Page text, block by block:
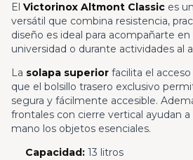
El Victorinox Altmont Classic es
versátil que combina resistencia,
diseño es ideal para acompañarte en
universidad o durante actividades al
La solapa superior facilita el
que el bolsillo trasero exclusivo
segura y fácilmente accesible.
frontales con cierre vertical ayudan
mano los objetos esenciales.
Capacidad:13 litros